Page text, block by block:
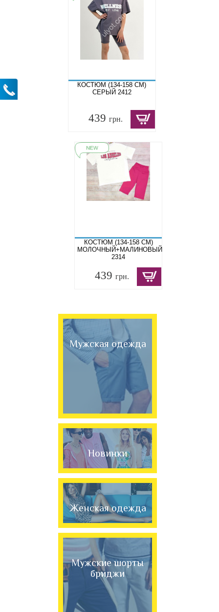
КОСТЮМ (134-158 СМ)
СЕРЫЙ 2412
439 грн.
КОСТЮМ (134-158 СМ)
МОЛОЧНЫЙ+МАЛИНОВЫЙ
2314
439 грн.
Мужская одежда
Новинки
Женская одежда
Мужские шорты
бриджи